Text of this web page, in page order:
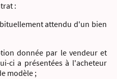
:
attendu d'un bien
donnée par le vendeur et
ci a présentées à l'acheteur
modèle ;